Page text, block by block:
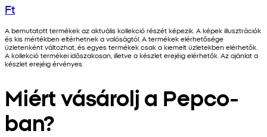
Ft
A bemutatott termékek az aktuális kollekció részét képezik. A képek illusztrációk
és kis mértékben eltérhetnek a valóságtól. A termékek elérhetősége
üzletenként változhat, és egyes termékek csak a kiemelt üzletekben elérhetők.
A kollekció termékei időszakosan, illetve a készlet erejéig elérhetők. Az ajánlat a
készlet erejéig érvényes.
Miért vásárolj a Pepco-
ban?